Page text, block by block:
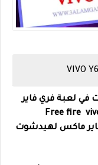
VIVO Y6
لعبة فري فاير
فاير ماكس لهيدشوت